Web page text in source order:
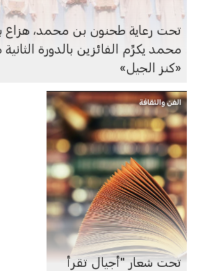
تحت رعاية طحنون بن محمد، هزاع
محمد يكرِّم الفائزين بالدورة
«كنز الجيل»
الفن والثقافة
تحت شعار "أجيال تقرأ